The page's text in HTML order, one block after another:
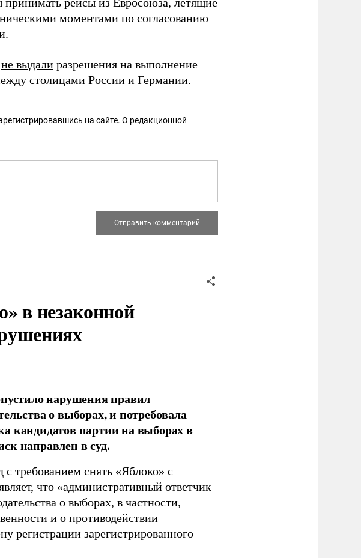
рейсы из Евросоюза, летящие
моментами по согласованию
не выдали разрешения на выполнение
столицами России и Германии.
на сайте. О редакционной
в незаконной
нарушения правил
о выборах, и потребовала
кандидатов партии на выборах в
направлен в суд.
требованием снять «Яблоко» с
что «административный ответчик
о выборах, в частности,
и о противодействии
регистрации зарегистрированного